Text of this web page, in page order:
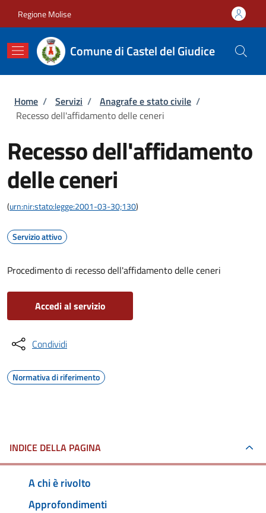
Regione Molise
Comune di Castel del Giudice
Briciole di pane
Home / Servizi / Anagrafe e stato civile /
Recesso dell'affidamento delle ceneri
Recesso dell'affidamento
delle ceneri
(urn:nir:stato:legge:2001-03-30;130)
Servizio attivo
Procedimento di recesso dell'affidamento delle ceneri
Accedi al servizio
Condividi
Normativa di riferimento
INDICE DELLA PAGINA
A chi è rivolto
Approfondimenti